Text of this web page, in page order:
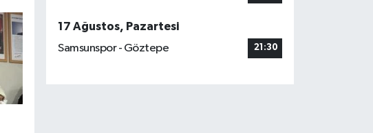
17 Ağustos, Pazartesi
Samsunspor - Göztepe
21:30